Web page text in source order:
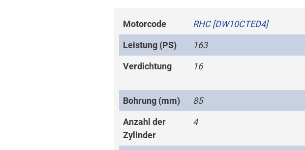
Motorcode RHC [DW10CTED4]
Leistung (PS) 163
Verdichtung 16
Bohrung (mm) 85
Anzahl der
Zylinder
4